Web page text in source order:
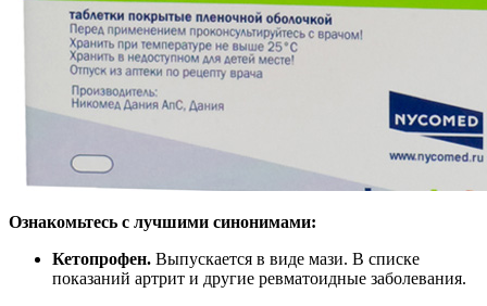
Ознакомьтесь с лучшими синонимами:
Кетопрофен. Выпускается в виде мази. В списке
показаний артрит и другие ревматоидные заболевания.